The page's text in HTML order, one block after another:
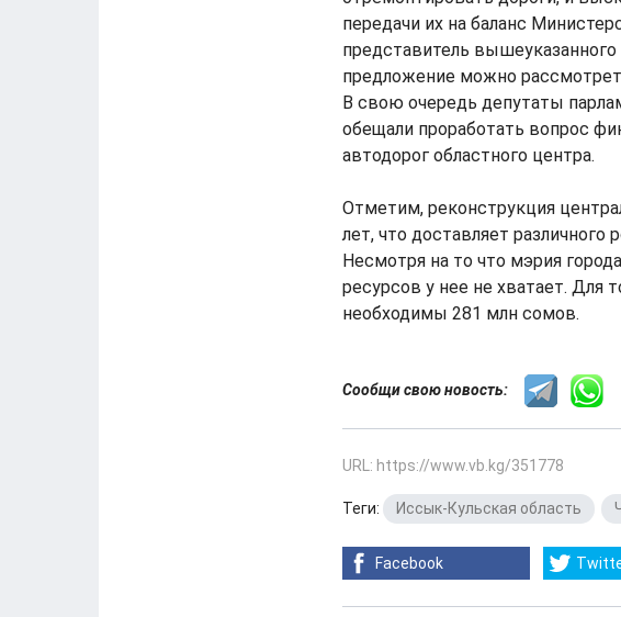
передачи их на баланс
представитель
предложение можно
В свою очередь депутаты
обещали проработать вопрос
автодорог областного центра.
Отметим, реконструкция
лет, что доставляет различного
Несмотря на то что мэрия
ресурсов у нее не хватает. Для
необходимы 281 млн сомов.
Сообщи свою новость:
URL: https://www.vb.kg/351778
Теги: Иссык-Кульская область
Facebook